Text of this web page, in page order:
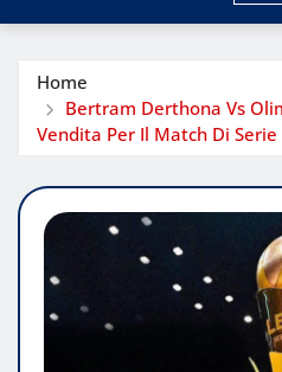
Home
Bertram Derthona Vs
Vendita Per Il Match Di Serie